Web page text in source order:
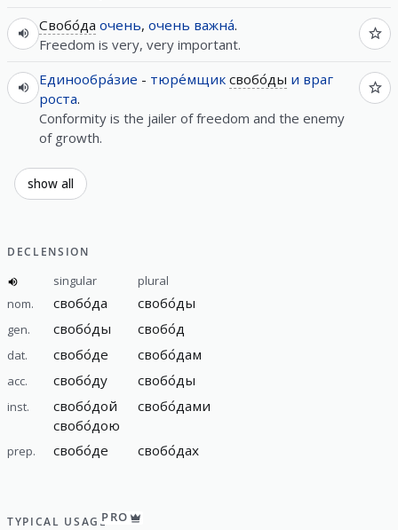
Свобо́да очень, очень важна́.
Freedom is very, very important.
Единообра́зие - тюре́мщик свобо́ды и враг
роста.
Conformity is the jailer of freedom and the enemy
of growth.
show all
DECLENSION
singular
plural
nom.
свобо́да свобо́ды
gen. свобо́ды свобо́д
dat. свобо́де свобо́дам
acc. свобо́ду свобо́ды
inst.
свобо́дой
свобо́дою
свобо́дами
prep. свобо́де свобо́дах
TYPICAL USAGEPRO